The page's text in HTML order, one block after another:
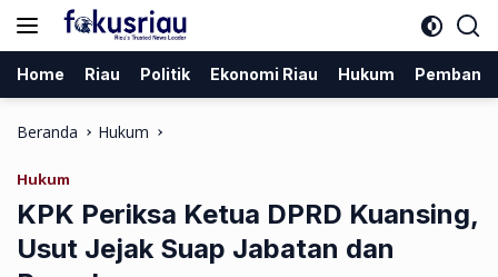
Langsung
Home Riau Politik Ekonomi Riau Hukum
Beranda Hukum
Hukum
KPK Periksa Ketua DPRD Kuansing,
Usut Jejak Suap Jabatan dan